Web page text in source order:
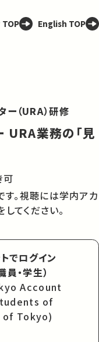
TOP English TOP
ー（URA）研修
URA業務の「見
可
。視聴には学内アカ
てください。
でログイン
・学生）
Account
of
Tokyo)